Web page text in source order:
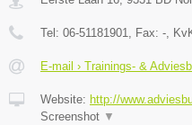
Tel: 06-51181901, Fax: -,
E-mail › Trainings- &
Website: http://
Screenshot ▼